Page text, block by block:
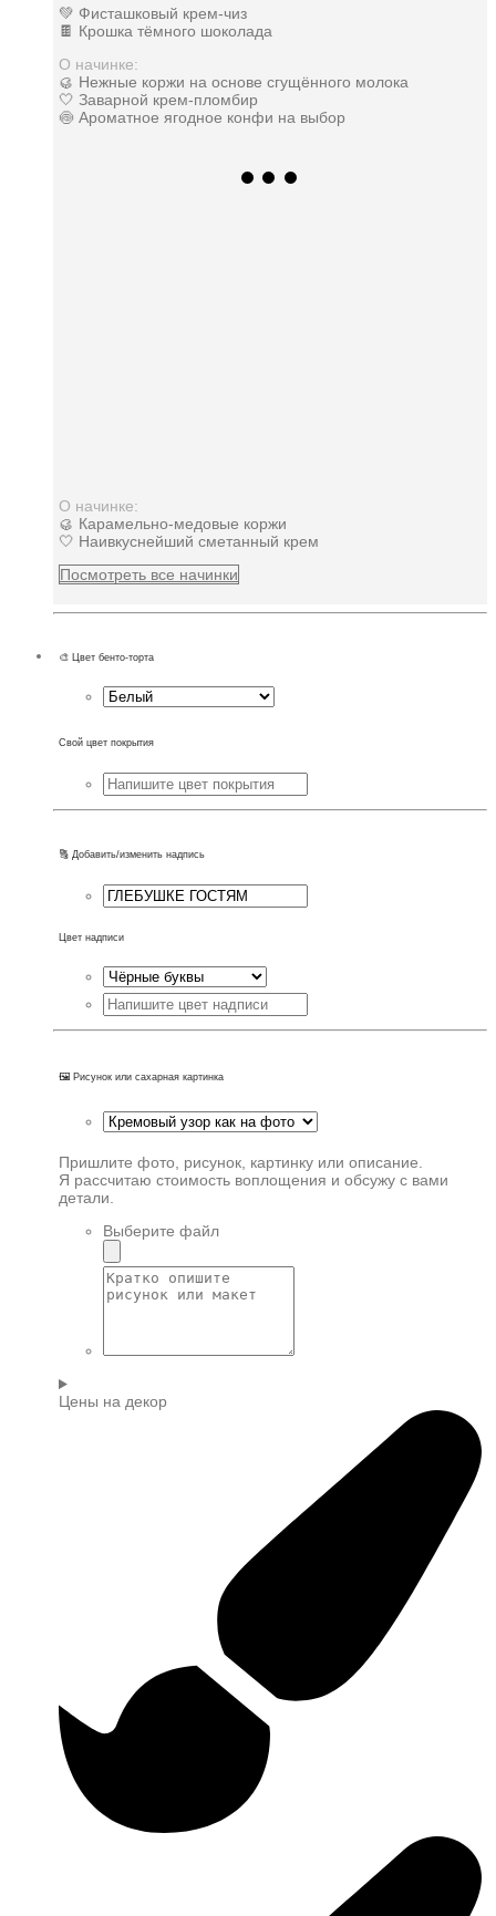
💚 Фисташковый крем-чиз
🍫 Крошка тёмного шоколада
О начинке:
🥮 Нежные коржи на основе сгущённого молока
🤍 Заварной крем-пломбир
🍥 Ароматное ягодное конфи на выбор
О начинке:
🥮 Карамельно-медовые коржи
🤍 Наивкуснейший сметанный крем
Посмотреть все начинки
🎨 Цвет бенто-торта
Свой цвет покрытия
🔠 Добавить/изменить надпись
Цвет надписи
🖼️ Рисунок или сахарная картинка
Пришлите фото, рисунок, картинку или описание.
Я рассчитаю стоимость воплощения и обсужу с вами
детали.
Выберите файл
Цены на декор